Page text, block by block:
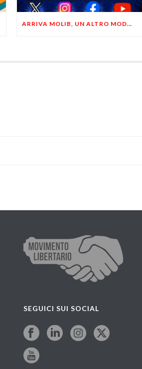
ARRIVA MOLIB, UN ALTRO MODO DI COMUNICARE LIBERTARIO
SEGUICI SUI SOCIAL